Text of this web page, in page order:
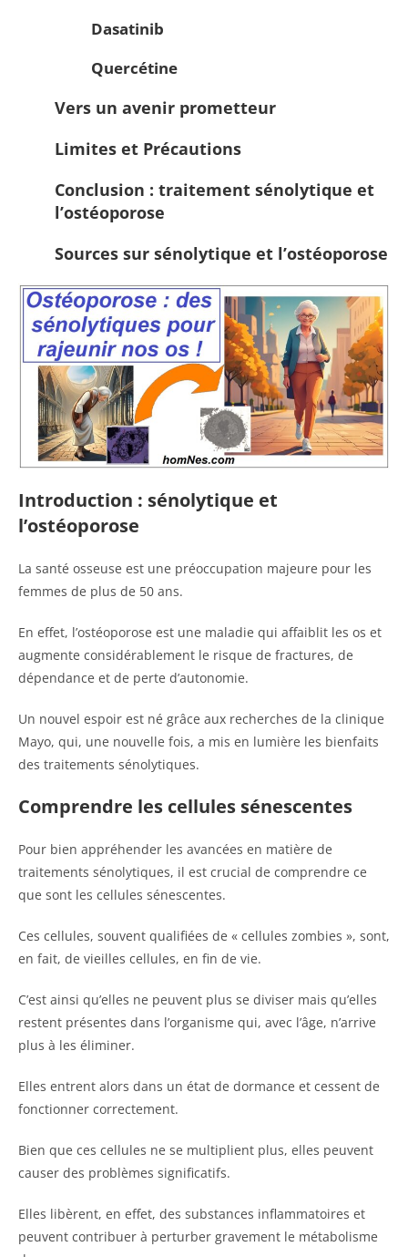
Dasatinib
Quercétine
Vers un avenir prometteur
Limites et Précautions
Conclusion : traitement sénolytique et
l’ostéoporose
Sources sur sénolytique et l’ostéoporose
Introduction : sénolytique et
l’ostéoporose
La santé osseuse est une préoccupation majeure pour les
femmes de plus de 50 ans.
En effet, l’ostéoporose est une maladie qui affaiblit les os et
augmente considérablement le risque de fractures, de
dépendance et de perte d’autonomie.
Un nouvel espoir est né grâce aux recherches de la clinique
Mayo, qui, une nouvelle fois, a mis en lumière les bienfaits
des traitements sénolytiques.
Comprendre les cellules sénescentes
Pour bien appréhender les avancées en matière de
traitements sénolytiques, il est crucial de comprendre ce
que sont les cellules sénescentes.
Ces cellules, souvent qualifiées de « cellules zombies », sont,
en fait, de vieilles cellules, en fin de vie.
C’est ainsi qu’elles ne peuvent plus se diviser mais qu’elles
restent présentes dans l’organisme qui, avec l’âge, n’arrive
plus à les éliminer.
Elles entrent alors dans un état de dormance et cessent de
fonctionner correctement.
Bien que ces cellules ne se multiplient plus, elles peuvent
causer des problèmes significatifs.
Elles libèrent, en effet, des substances inflammatoires et
peuvent contribuer à perturber gravement le métabolisme